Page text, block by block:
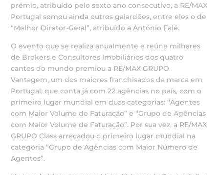
prémio, atribuído pelo sexto ano consecutivo, a RE/MAX
Portugal somou ainda outros galardões, entre eles o de
“Melhor Diretor-Geral”, atribuído a António Falé.
O evento que se realiza anualmente e reúne milhares
de Brokers e Consultores Imobiliários dos quatro
cantos do mundo premiou a RE/MAX GRUPO
Vantagem, um dos maiores franchisados da marca em
Portugal, que conta já com 22 agências no país, com o
primeiro lugar mundial em duas categorias: “Agentes
com Maior Volume de Faturação” e “Grupo de Agências
com Maior Volume de Faturação”. Por sua vez, a RE/MAX
GRUPO Class arrecadou o primeiro lugar mundial na
categoria “Grupo de Agências com Maior Número de
Agentes”.